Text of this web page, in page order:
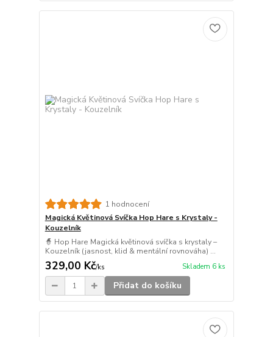
1 hodnocení
Magická Květinová Svíčka Hop Hare s Krystaly -
Kouzelník
🧙 Hop Hare Magická květinová svíčka s krystaly –
Kouzelník (jasnost, klid & mentální rovnováha) ...
329,00 Kč/ks Skladem 6 ks
Přidat do košíku